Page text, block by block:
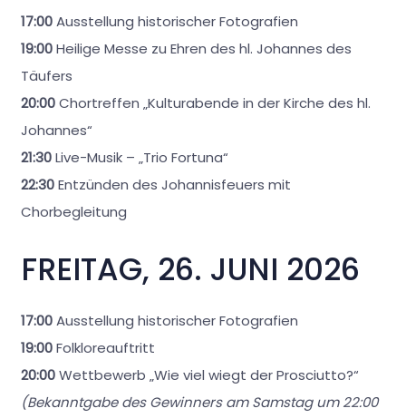
17:00Ausstellung historischer Fotografien
19:00Heilige Messe zu Ehren des hl. Johannes des
Täufers
20:00Chortreffen „Kulturabende in der Kirche des hl.
Johannes“
21:30Live-Musik – „Trio Fortuna“
22:30Entzünden des Johannisfeuers mit
Chorbegleitung
FREITAG, 26. JUNI 2026
17:00Ausstellung historischer Fotografien
19:00Folkloreauftritt
20:00Wettbewerb „Wie viel wiegt der Prosciutto?“
(Bekanntgabe des Gewinners am Samstag um 22:00